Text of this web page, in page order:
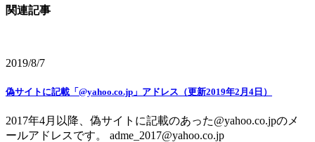
関連記事
2019/8/7
偽サイトに記載「@yahoo.co.jp」アドレス（更新2019年2月4日）
2017年4月以降、偽サイトに記載のあった@yahoo.co.jpのメ
ールアドレスです。 adme_2017@yahoo.co.jp